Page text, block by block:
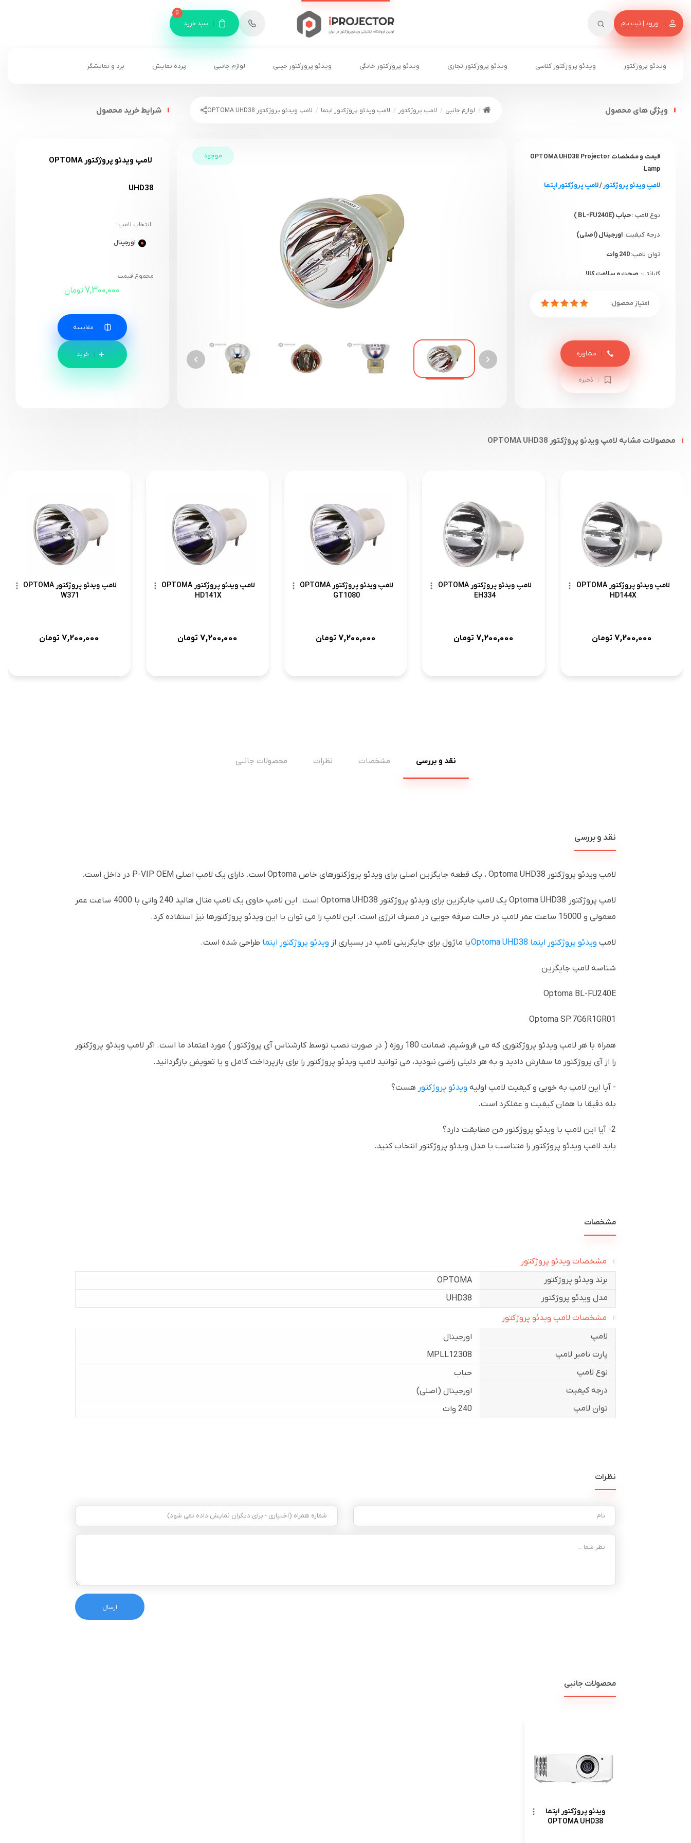
ورود | ثبت نام
8
سبد خرید
0
ویدئو پروژکتور ویدئو پروژکتور کلاسی ویدئو پروژکتور تجاری ویدئو پروژکتور خانگی ویدئو پروژکتور جیبی لوازم جانبی پرده نمایش برد و نمایشگر
لوازم جانبی لامپ پروژکتور لامپ ویدئو پروژکتور اپتما لامپ ویدئو پروژکتور OPTOMA UHD38
موجود
شرایط خرید محصول
لامپ ویدئو پروژکتور OPTOMA
UHD38
انتخاب لامپ:
اورجینال
مجموع قیمت
7,300,000 تومان
مقایسه
ویژگی های محصول
قیمت و مشخصات OPTOMA UHD38 Projector
Lamp
لامپ ویدئو پروژکتور /لامپ پروژکتور اپتما
نوع لامپ :حباب (BL-FU240E )
درجه کیفیت: اورجینال (اصلی)
توان لامپ:
گارانتی: صحت و سلامت کالا
ذخیره
مشاوره
محصولات مشابه لامپ ویدئو پروژکتور OPTOMA UHD38
لامپ ویدئو پروژکتور OPTOMA
HD144X
7,200,000 تومان
لامپ ویدئو پروژکتور OPTOMA
EH334
7,200,000 تومان
لامپ ویدئو پروژکتور OPTOMA
GT1080
7,200,000 تومان
لامپ ویدئو پروژکتور OPTOMA
HD141X
7,200,000 تومان
لامپ ویدئو پروژکتور OPTOMA
W371
7,200,000 تومان
نقد و بررسی مشخصات نظرات محصولات جانبی
نقد و بررسی
لامپ ویدئو پروژکتور Optoma UHD38 ، یک قطعه جایگزین اصلی برای ویدئو پروژکتورهای خاص Optoma است. دارای یک لامپ اصلی P-VIP OEM در داخل است.
لامپ پروژکتور Optoma UHD38 یک لامپ جایگزین برای ویدئو پروژکتور Optoma UHD38 است. این لامپ حاوی یک لامپ متال هالید 240 واتی با 4000 ساعت عمر
معمولی و 15000 ساعت عمر لامپ در حالت صرفه جویی در مصرف انرژی است. این لامپ را می توان با این ویدئو پروژکتورها نیز استفاده کرد.
لامپ ویدئو پروژکتور اپتما Optoma UHD38 با ماژول برای جایگزینی لامپ در بسیاری از ویدئو پروژکتور اپتما طراحی شده است.
شناسه لامپ جایگزین
Optoma BL-FU240E
Optoma SP.7G6R1GR01
همراه با هر لامپ ویدئو پروژکتوری که می فروشیم، ضمانت 180 روزه ( در صورت نصب توسط کارشناس آی پروژکتور ) مورد اعتماد ما است. اگر لامپ ویدئو پروژکتور
را از آی پروژکتور ما سفارش دادید و به هر دلیلی راضی نبودید، می توانید لامپ ویدئو پروژکتور را برای بازپرداخت کامل و یا تعویض بازگردانید.
- آیا این لامپ به خوبی و کیفیت لامپ اولیه ویدئو پروژکتور هست؟
بله دقیقا با همان کیفیت و عملکرد است.
2- آیا این لامپ با ویدئو پروژکتور من مطابقت دارد؟
باید لامپ ویدئو پروژکتور را متناسب با مدل ویدئو پروژکتور انتخاب کنید.
مشخصات
مشخصات ویدئو پروژکتور
برند ویدئو پروژکتور
OPTOMA
مدل ویدئو پروژکتور
UHD38
مشخصات لامپ ویدئو پروژکتور
لامپ
اورجینال
پارت نامبر لامپ
MPLL12308
نوع لامپ
حباب
درجه کیفیت
اورجینال (اصلی)
توان لامپ
240 وات
نظرات
محصولات جانبی
ویدئو پروژکتور اپتما
OPTOMA UHD38